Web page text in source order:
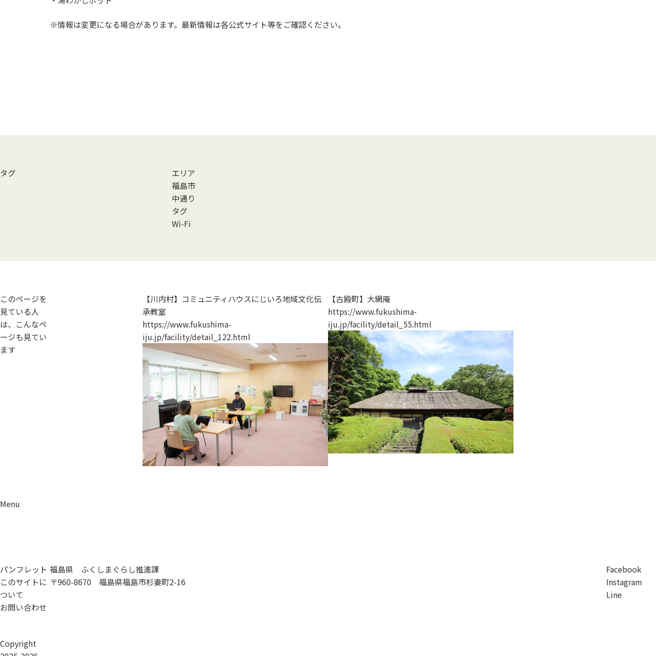
※情報は変更になる場合があります。最新情報は各公式サイト等をご確認ください。
タグ
エリア
福島市
中通り
タグ
Wi-Fi
このページを
見ている人
は、こんなペ
ージも見てい
ます
【川内村】コミュニティハウスにじいろ地域文化伝
承教室
https://www.fukushima-
iju.jp/facility/detail_122.html
【古殿町】大網庵
https://www.fukushima-
iju.jp/facility/detail_55.html
Menu
パンフレット
このサイトに
ついて
お問い合わせ
福島県 ふくしまぐらし推進課
〒960-8670 福島県福島市杉妻町2-16
Facebook
Instagram
Line
Copyright